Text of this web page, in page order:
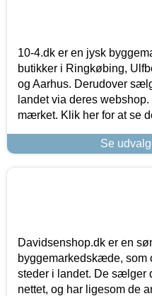
10-4.dk er en jysk
butikker i Ringkøbing,
og Aarhus. Derudover
landet via deres
mærket. Klik her for at se
Se
Davidsenshop.dk er en
byggemarkedskæde, som
steder i landet. De sælger
nettet, og har ligesom de